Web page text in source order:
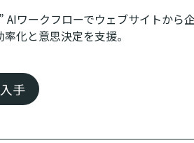
ワークフローでウェブサイトから
化と意思決定を支援。
手